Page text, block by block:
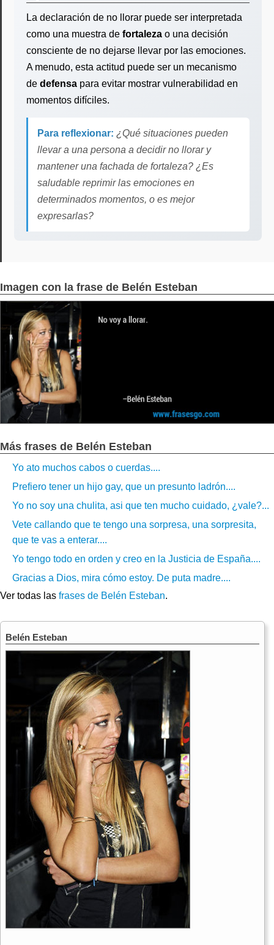
La declaración de no llorar puede ser interpretada
como una muestra de fortaleza o una decisión
consciente de no dejarse llevar por las emociones.
A menudo, esta actitud puede ser un mecanismo
de defensa para evitar mostrar vulnerabilidad en
momentos difíciles.
Para reflexionar: ¿Qué situaciones pueden
llevar a una persona a decidir no llorar y
mantener una fachada de fortaleza? ¿Es
saludable reprimir las emociones en
determinados momentos, o es mejor
expresarlas?
Imagen con la frase de Belén Esteban
Más frases de Belén Esteban
Yo ato muchos cabos o cuerdas....
Prefiero tener un hijo gay, que un presunto ladrón....
Yo no soy una chulita, asi que ten mucho cuidado, ¿vale?...
Vete callando que te tengo una sorpresa, una sorpresita,
que te vas a enterar....
Yo tengo todo en orden y creo en la Justicia de España....
Gracias a Dios, mira cómo estoy. De puta madre....
Ver todas las frases de Belén Esteban.
Belén Esteban